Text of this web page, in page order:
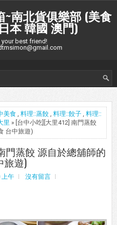
南北貨俱樂部 (美食
本 韓國 澳門)
best friend!
美食 , 料理::蒸餃 , 料理::餃子 , 料理::
里 » [台中小吃][大里412] 南門蒸餃
台中旅遊)
門蒸餃 源自於總舖師的
旅遊)
上午 沒有留言